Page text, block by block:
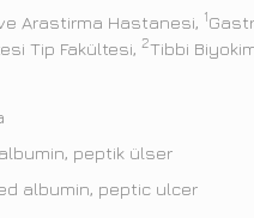
Arastirma Hastanesi, 1
Tip Fakültesi, 2Tibbi
peptik ülser
albumin, peptic ulcer